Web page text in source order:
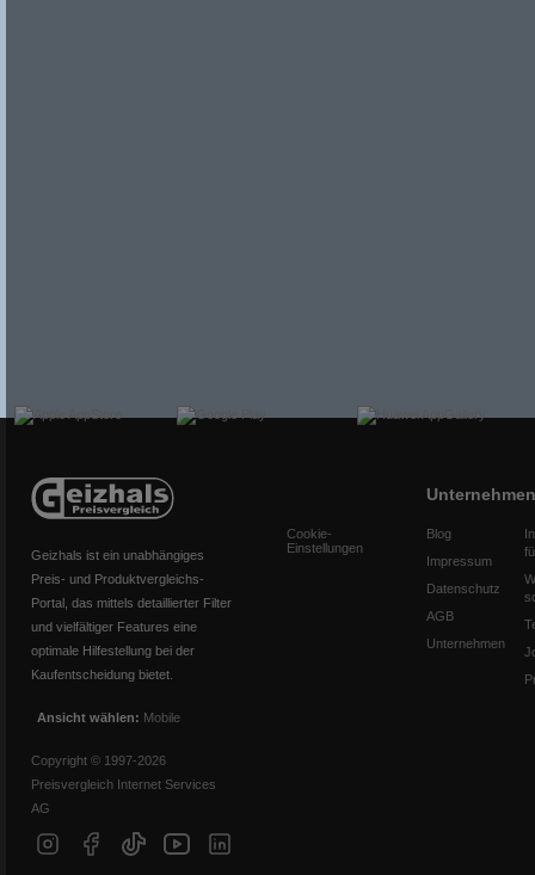
Geizhals ist ein unabhängiges
Preis- und Produktvergleichs-
Portal, das mittels detaillierter Filter
und vielfältiger Features eine
optimale Hilfestellung bei der
Kaufentscheidung bietet.
Ansicht wählen: Mobile
Copyright © 1997-2026
Preisvergleich Internet Services
AG
Cookie-
Einstellungen
Unternehmen
Blog
Impressum
Datenschutz
AGB
Unternehmen